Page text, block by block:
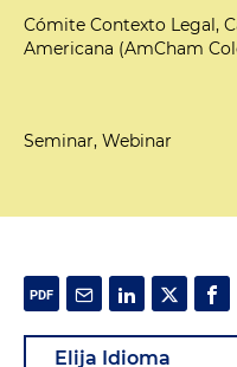
Cómite Contexto Legal,
Americana (AmCham
Seminar, Webinar